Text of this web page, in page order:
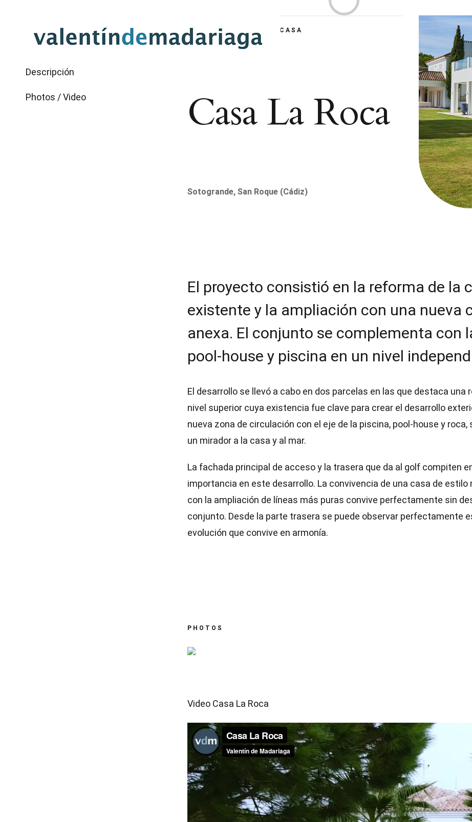
contenido
Loading...
INFORMACIÓN DE LA CASA
Casa La Roca
Sotogrande, San Roque (Cádiz)
El proyecto consistió en la reforma de la
existente y la ampliación con una nueva
anexa. El conjunto se complementa con
pool-house y piscina en un nivel
El desarrollo se llevó a cabo en dos parcelas en las que destaca una
nivel superior cuya existencia fue clave para crear el desarrollo
nueva zona de circulación con el eje de la piscina, pool-house y
un mirador a la casa y al mar.
La fachada principal de acceso y la trasera que da al golf compiten
importancia en este desarrollo. La convivencia de una casa de
con la ampliación de líneas más puras convive perfectamente sin
conjunto. Desde la parte trasera se puede observar perfectamente
evolución que convive en armonía.
PHOTOS
Video Casa La Roca
BACK
Descripción
Photos / Video